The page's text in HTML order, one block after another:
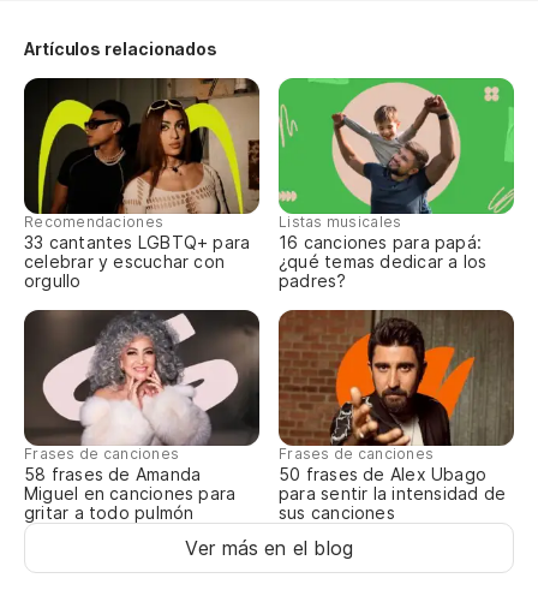
Artículos relacionados
Recomendaciones
33 cantantes LGBTQ+ para
celebrar y escuchar con
orgullo
Listas musicales
16 canciones para papá:
¿qué temas dedicar a los
padres?
Frases de canciones
58 frases de Amanda
Miguel en canciones para
gritar a todo pulmón
Frases de canciones
50 frases de Alex Ubago
para sentir la intensidad de
sus canciones
Ver más en el blog